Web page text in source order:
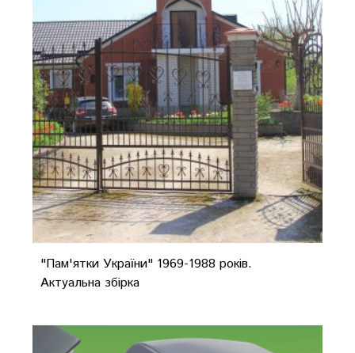
"Пам'ятки України" 1969-1988 років.
Актуальна збірка